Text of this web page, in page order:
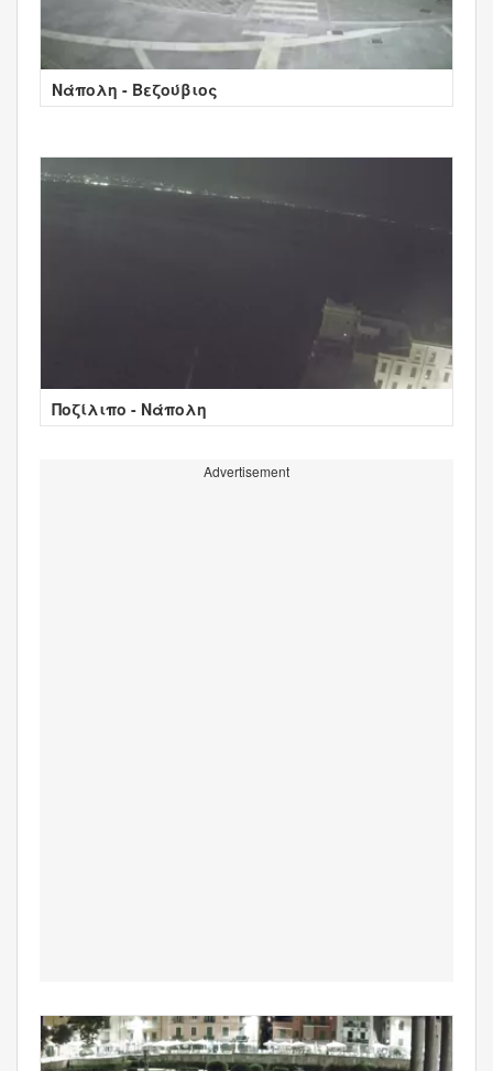
Νάπολη - Βεζούβιος
Ποζίλιπο - Νάπολη
Advertisement